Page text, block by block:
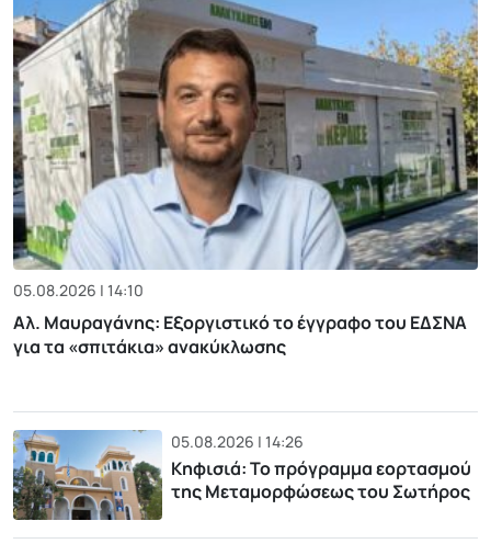
05.08.2026 | 14:10
Αλ. Μαυραγάνης: Εξοργιστικό το έγγραφο του ΕΔΣΝΑ
για τα «σπιτάκια» ανακύκλωσης
05.08.2026 | 14:26
Κηφισιά: Το πρόγραμμα εορτασμού
της Μεταμορφώσεως του Σωτήρος